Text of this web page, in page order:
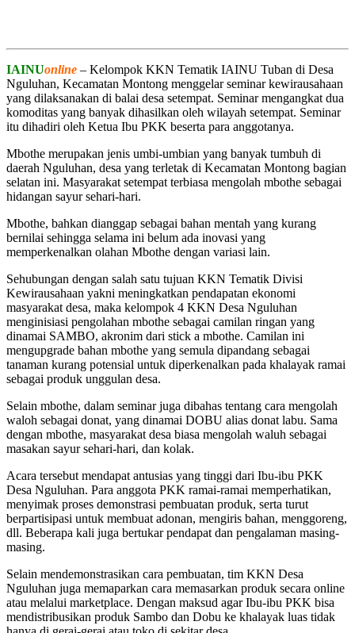
IAINUonline – Kelompok KKN Tematik IAINU Tuban di Desa
Nguluhan, Kecamatan Montong menggelar seminar kewirausahaan
yang dilaksanakan di balai desa setempat. Seminar mengangkat dua
komoditas yang banyak dihasilkan oleh wilayah setempat. Seminar
itu dihadiri oleh Ketua Ibu PKK beserta para anggotanya.
Mbothe merupakan jenis umbi-umbian yang banyak tumbuh di
daerah Nguluhan, desa yang terletak di Kecamatan Montong bagian
selatan ini. Masyarakat setempat terbiasa mengolah mbothe sebagai
hidangan sayur sehari-hari.
Mbothe, bahkan dianggap sebagai bahan mentah yang kurang
bernilai sehingga selama ini belum ada inovasi yang
memperkenalkan olahan Mbothe dengan variasi lain.
Sehubungan dengan salah satu tujuan KKN Tematik Divisi
Kewirausahaan yakni meningkatkan pendapatan ekonomi
masyarakat desa, maka kelompok 4 KKN Desa Nguluhan
menginisiasi pengolahan mbothe sebagai camilan ringan yang
dinamai SAMBO, akronim dari stick a mbothe. Camilan ini
mengupgrade bahan mbothe yang semula dipandang sebagai
tanaman kurang potensial untuk diperkenalkan pada khalayak ramai
sebagai produk unggulan desa.
Selain mbothe, dalam seminar juga dibahas tentang cara mengolah
waloh sebagai donat, yang dinamai DOBU alias donat labu. Sama
dengan mbothe, masyarakat desa biasa mengolah waluh sebagai
masakan sayur sehari-hari, dan kolak.
Acara tersebut mendapat antusias yang tinggi dari Ibu-ibu PKK
Desa Nguluhan. Para anggota PKK ramai-ramai memperhatikan,
menyimak proses demonstrasi pembuatan produk, serta turut
berpartisipasi untuk membuat adonan, mengiris bahan, menggoreng,
dll. Beberapa kali juga bertukar pendapat dan pengalaman masing-
masing.
Selain mendemonstrasikan cara pembuatan, tim KKN Desa
Nguluhan juga memaparkan cara memasarkan produk secara online
atau melalui marketplace. Dengan maksud agar Ibu-ibu PKK bisa
mendistribusikan produk Sambo dan Dobu ke khalayak luas tidak